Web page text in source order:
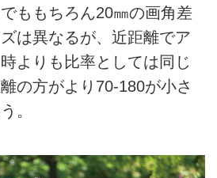
ももちろん20㎜の画角差
は異なるが、近距離でア
よりも比率としては同じ
の方がより70-180が小さ
。